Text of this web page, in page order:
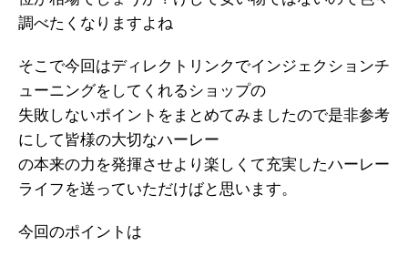
調べたくなりますよね
そこで今回はディレクトリンクでインジェクションチ
ューニングをしてくれるショップの
失敗しないポイントをまとめてみましたので是非参考
にして皆様の大切なハーレー
の本来の力を発揮させより楽しくて充実したハーレー
ライフを送っていただけばと思います。
今回のポイントは